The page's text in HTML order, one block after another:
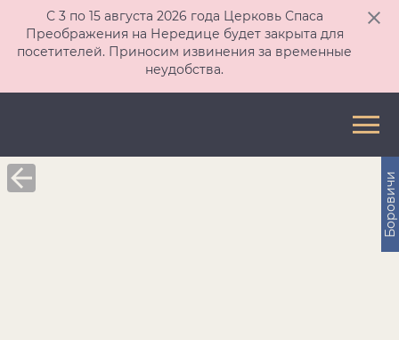
С 3 по 15 августа 2026 года Церковь Спаса
Преображения на Нередице будет закрыта для
посетителей. Приносим извинения за временные
неудобства.
Боровичи